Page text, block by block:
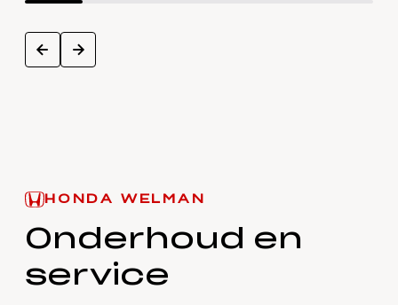
prev next
HONDA WELMAN
Onderhoud en
service